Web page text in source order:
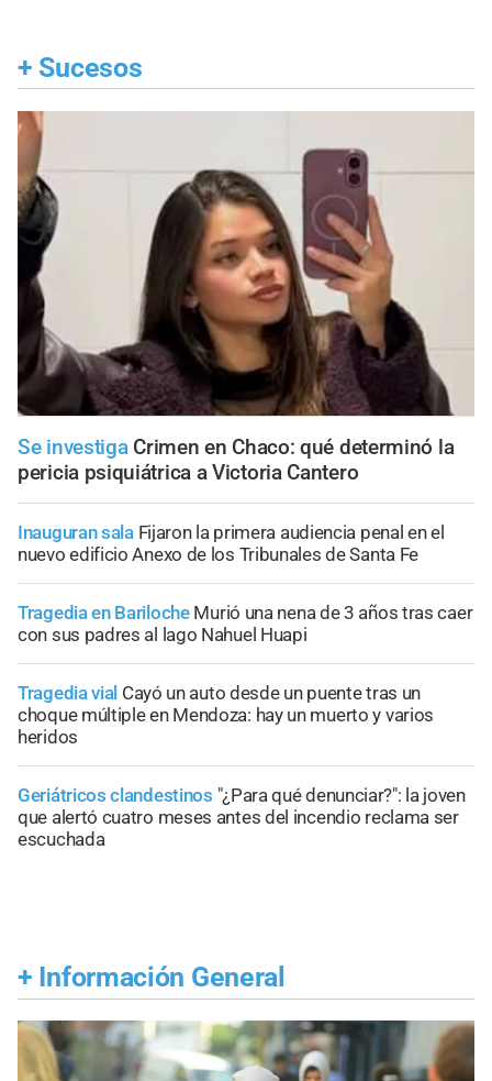
+ Sucesos
Se investiga Crimen en Chaco: qué determinó la
pericia psiquiátrica a Victoria Cantero
Inauguran sala Fijaron la primera audiencia penal en el
nuevo edificio Anexo de los Tribunales de Santa Fe
Tragedia en Bariloche Murió una nena de 3 años tras caer
con sus padres al lago Nahuel Huapi
Tragedia vial Cayó un auto desde un puente tras un
choque múltiple en Mendoza: hay un muerto y varios
heridos
Geriátricos clandestinos "¿Para qué denunciar?": la joven
que alertó cuatro meses antes del incendio reclama ser
escuchada
+ Información General